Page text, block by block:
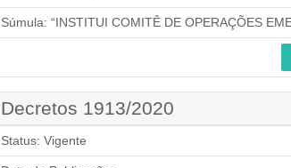
Súmula: “INSTITUI COMITÊ DE OPERAÇÕES
Decretos 1913/2020
Status: Vigente